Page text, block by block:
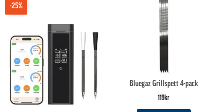
-25%
Bluegaz Grillspett 4-pack
119kr